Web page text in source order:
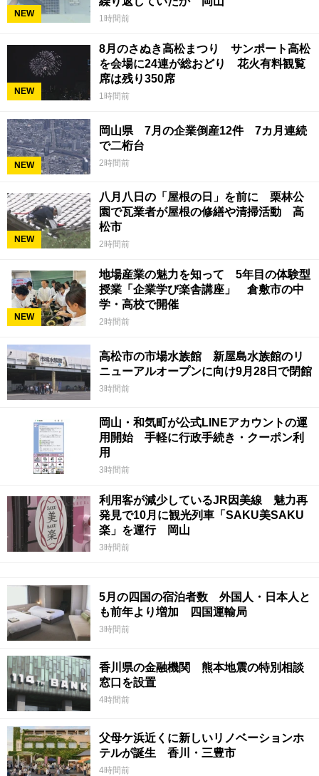
NEW 1時間前
NEW
8月のさぬき高松まつり サンポート高松
を会場に24連が総おどり 花火有料観覧
席は残り350席
1時間前
NEW
岡山県 7月の企業倒産12件 7カ月連続
で二桁台
2時間前
NEW
八月八日の「屋根の日」を前に 栗林公
園で瓦業者が屋根の修繕や清掃活動 高
松市
2時間前
NEW
地場産業の魅力を知って 5年目の体験型
授業「企業学び楽舎講座」 倉敷市の中
学・高校で開催
2時間前
高松市の市場水族館 新屋島水族館のリ
ニューアルオープンに向け9月28日で閉館
3時間前
岡山・和気町が公式LINEアカウントの運
用開始 手軽に行政手続き・クーポン利
用
3時間前
利用客が減少しているJR因美線 魅力再
発見で10月に観光列車「SAKU美SAKU
楽」を運行 岡山
3時間前
5月の四国の宿泊者数 外国人・日本人と
も前年より増加 四国運輸局
3時間前
香川県の金融機関 熊本地震の特別相談
窓口を設置
4時間前
父母ケ浜近くに新しいリノベーションホ
テルが誕生 香川・三豊市
4時間前